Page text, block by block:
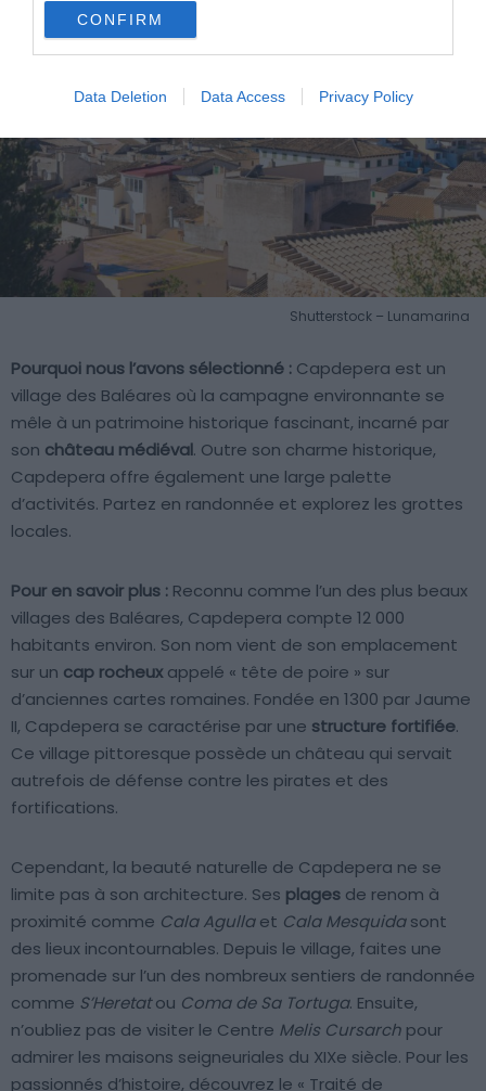
CONFIRM
Data Deletion Data Access Privacy Policy
Shutterstock – Lunamarina
Pourquoi nous l’avons sélectionné : Capdepera est un
village des Baléares où la campagne environnante se
mêle à un patrimoine historique fascinant, incarné par
son château médiéval. Outre son charme historique,
Capdepera offre également une large palette
d’activités. Partez en randonnée et explorez les grottes
locales.
Pour en savoir plus : Reconnu comme l’un des plus beaux
villages des Baléares, Capdepera compte 12 000
habitants environ. Son nom vient de son emplacement
sur un cap rocheuxappelé « tête de poire » sur
d’anciennes cartes romaines. Fondée en 1300 par Jaume
II, Capdepera se caractérise par une structure fortifiée.
Ce village pittoresque possède un château qui servait
autrefois de défense contre les pirates et des
fortifications.
Cependant, la beauté naturelle de Capdepera ne se
limite pas à son architecture. Ses plages de renom à
proximité comme Cala Agullaet Cala Mesquidasont
des lieux incontournables. Depuis le village, faites une
promenade sur l’un des nombreux sentiers de randonnée
comme S’Heretatou Coma de Sa Tortuga. Ensuite,
n’oubliez pas de visiter le Centre Melis Cursarch pour
admirer les maisons seigneuriales du XIXe siècle. Pour les
passionnés d’histoire, découvrez le « Traité de